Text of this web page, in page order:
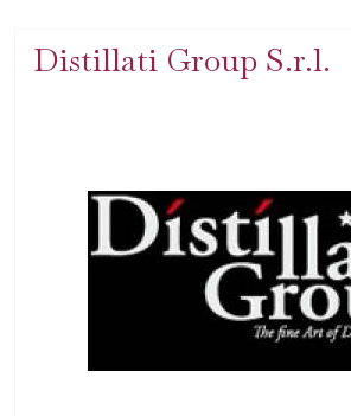
Distillati Group S.r.l.